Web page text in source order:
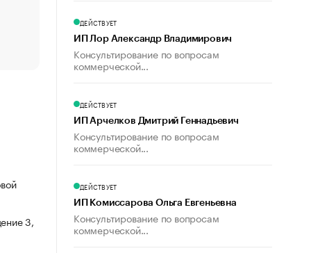
Что обвинения против Павла Дурова значат для
пользователей
3,
ДЕЙСТВУЕТ
ИП Лор Александр Владимирович
Консультирование по вопросам
коммерческой...
ДЕЙСТВУЕТ
ИП Арчелков Дмитрий Геннадьевич
Консультирование по вопросам
коммерческой...
ДЕЙСТВУЕТ
ИП Комиссарова Ольга Евгеньевна
Консультирование по вопросам
коммерческой...